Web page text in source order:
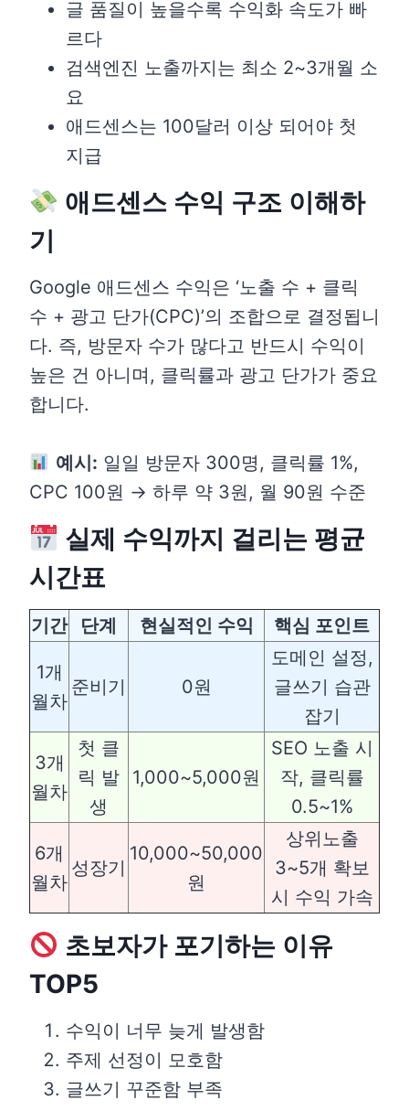
글 품질이 높을수록 수익화 속도가 빠
르다
검색엔진 노출까지는 최소 2~3개월 소
요
애드센스는 100달러 이상 되어야 첫
지급
애드센스 수익 구조 이해하
기
Google 애드센스 수익은 ‘노출 수 + 클릭
수 + 광고 단가(CPC)’의 조합으로 결정됩니
다. 즉, 방문자 수가 많다고 반드시 수익이
높은 건 아니며, 클릭률과 광고 단가가 중요
합니다.
예시: 일일 방문자 300명, 클릭률 1%,
CPC 100원 → 하루 약 3원, 월 90원 수준
실제 수익까지 걸리는 평균
시간표
기간 단계 현실적인 수익 핵심 포인트
1개
월차
준비기 0원
도메인 설정,
글쓰기 습관
잡기
3개
월차
첫 클
릭 발
생
1,000~5,000원
SEO 노출 시
작, 클릭률
0.5~1%
6개
월차
성장기
10,000~50,000
원
상위노출
3~5개 확보
시 수익 가속
초보자가 포기하는 이유
TOP5
수익이 너무 늦게 발생함
주제 선정이 모호함
글쓰기 꾸준함 부족